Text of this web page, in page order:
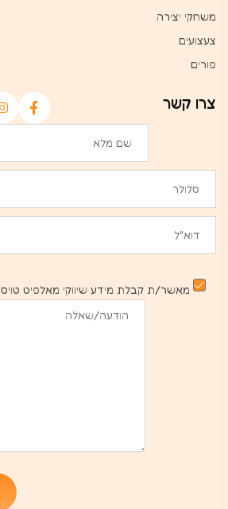
משחקי יצירה
צעצועים
פורים
צרו קשר
מאשר/ת קבלת מידע שיווקי מאלפיט טויס